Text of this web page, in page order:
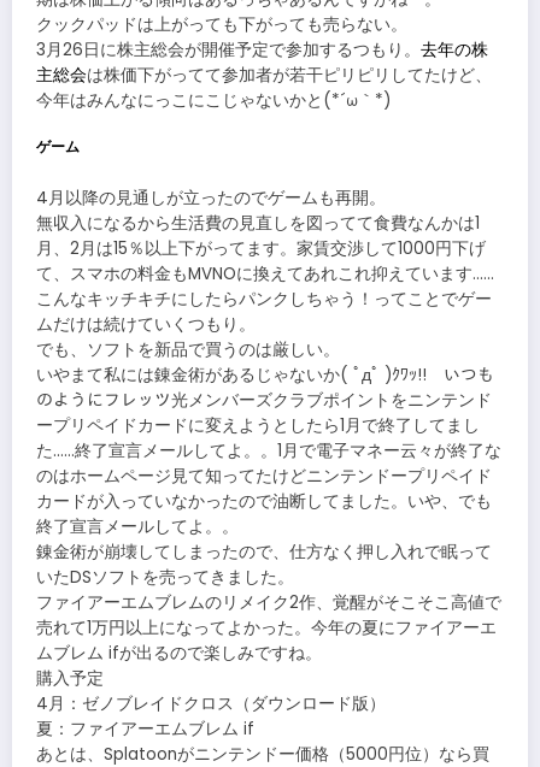
クックパッドは上がっても下がっても売らない。
3月26日に株主総会が開催予定で参加するつもり。 去年の株
主総会は株価下がってて参加者が若干ピリピリしてたけど、
今年はみんなにっこにこじゃないかと(*´ω｀*)
ゲーム
4月以降の見通しが立ったのでゲームも再開。
無収入になるから生活費の見直しを図ってて食費なんかは1
月、2月は15％以上下がってます。家賃交渉して1000円下げ
て、スマホの料金もMVNOに換えてあれこれ抑えています……
こんなキッチキチにしたらパンクしちゃう！ってことでゲー
ムだけは続けていくつもり。
でも、ソフトを新品で買うのは厳しい。
いやまて私には錬金術があるじゃないか( ﾟдﾟ )ｸﾜｯ!! いつも
のようにフレッツ光メンバーズクラブポイントをニンテンド
ープリペイドカードに変えようとしたら1月で終了してまし
た……終了宣言メールしてよ。。1月で電子マネー云々が終了な
のはホームページ見て知ってたけどニンテンドープリペイド
カードが入っていなかったので油断してました。いや、でも
終了宣言メールしてよ。。
錬金術が崩壊してしまったので、仕方なく押し入れで眠って
いたDSソフトを売ってきました。
ファイアーエムブレムのリメイク2作、覚醒がそこそこ高値で
売れて1万円以上になってよかった。今年の夏にファイアーエ
ムブレム ifが出るので楽しみですね。
購入予定
4月：ゼノブレイドクロス（ダウンロード版）
夏：ファイアーエムブレム if
あとは、Splatoonがニンテンドー価格（5000円位）なら買